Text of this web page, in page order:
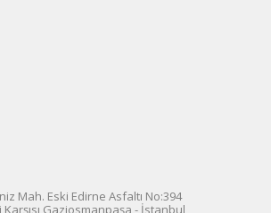
Mah. Eski Edirne Asfaltı No:394
Gaziosmanpaşa - İstanbul